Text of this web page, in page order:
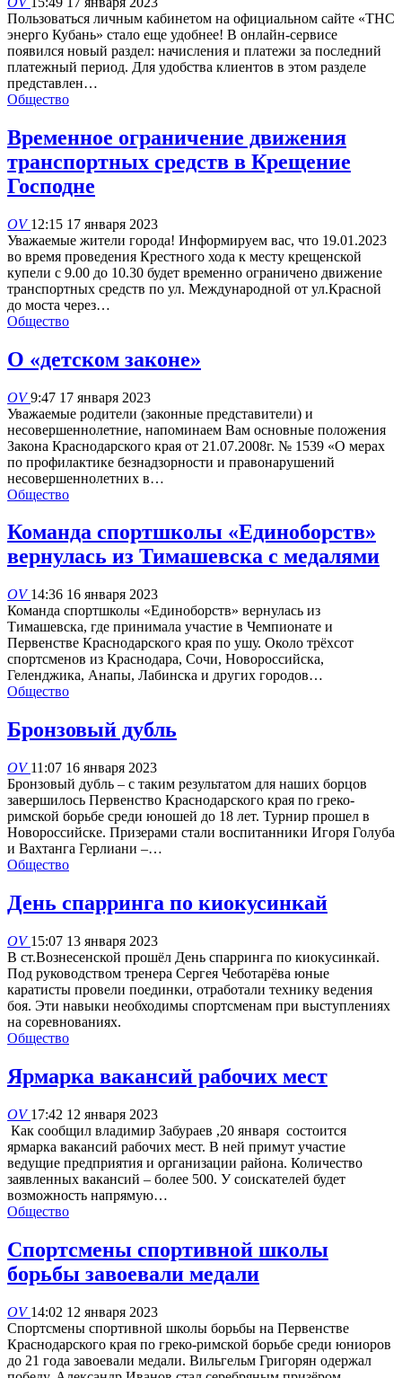
Пользоваться личным кабинетом на официальном сайте «ТНС
энерго Кубань» стало еще удобнее! В онлайн-сервисе
появился новый раздел: начисления и платежи за последний
платежный период. Для удобства клиентов в этом разделе
представлен…
Общество
Временное ограничение движения
транспортных средств в Крещение
Господне
OV12:15 17 января 2023
Уважаемые жители города! Информируем вас, что 19.01.2023
во время проведения Крестного хода к месту крещенской
купели с 9.00 до 10.30 будет временно ограничено движение
транспортных средств по ул. Международной от ул.Красной
до моста через…
Общество
О «детском законе»
OV9:47 17 января 2023
Уважаемые родители (законные представители) и
несовершеннолетние, напоминаем Вам основные положения
Закона Краснодарского края от 21.07.2008г. № 1539 «О мерах
по профилактике безнадзорности и правонарушений
несовершеннолетних в…
Общество
Команда спортшколы «Единоборств»
вернулась из Тимашевска с медалями
OV14:36 16 января 2023
Команда спортшколы «Единоборств» вернулась из
Тимашевска, где принимала участие в Чемпионате и
Первенстве Краснодарского края по ушу. Около трёхсот
спортсменов из Краснодара, Сочи, Новороссийска,
Геленджика, Анапы, Лабинска и других городов…
Общество
Бронзовый дубль
OV11:07 16 января 2023
Бронзовый дубль – с таким результатом для наших борцов
завершилось Первенство Краснодарского края по греко-
римской борьбе среди юношей до 18 лет. Турнир прошел в
Новороссийске. Призерами стали воспитанники Игоря Голуба
и Вахтанга Герлиани –…
Общество
День спарринга по киокусинкай
OV15:07 13 января 2023
В ст.Вознесенской прошёл День спарринга по киокусинкай.
Под руководством тренера Сергея Чеботарёва юные
каратисты провели поединки, отработали технику ведения
боя. Эти навыки необходимы спортсменам при выступлениях
на соревнованиях.
Общество
Ярмарка вакансий рабочих мест
OV17:42 12 января 2023
Как сообщил владимир Забураев ,20 января состоится
ярмарка вакансий рабочих мест. В ней примут участие
ведущие предприятия и организации района. Количество
заявленных вакансий – более 500. У соискателей будет
возможность напрямую…
Общество
Спортсмены спортивной школы
борьбы завоевали медали
OV14:02 12 января 2023
Спортсмены спортивной школы борьбы на Первенстве
Краснодарского края по греко-римской борьбе среди юниоров
до 21 года завоевали медали. Вильгельм Григорян одержал